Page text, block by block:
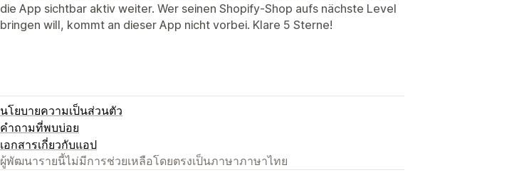
die App sichtbar aktiv weiter. Wer seinen Shopify-Shop aufs nächste Level
bringen will, kommt an dieser App nicht vorbei. Klare 5 Sterne!
นโยบายความเป็นส่วนตัว
คำถามที่พบบ่อย
เอกสารเกี่ยวกับแอป
ผู้พัฒนารายนี้ไม่มีการช่วยเหลือโดยตรงเป็นภาษาภาษาไทย